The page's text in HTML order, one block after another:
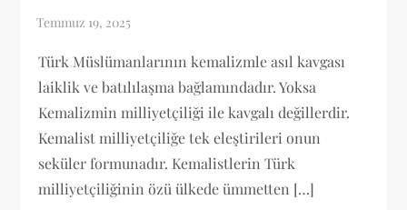
Türk Müslümanlarının kemalizmle asıl kavgası
laiklik ve batılılaşma bağlamındadır. Yoksa
Kemalizmin milliyetçiliği ile kavgalı değillerdir.
Kemalist milliyetçiliğe tek eleştirileri onun
seküler formunadır. Kemalistlerin Türk
milliyetçiliğinin özü ülkede ümmetten […]